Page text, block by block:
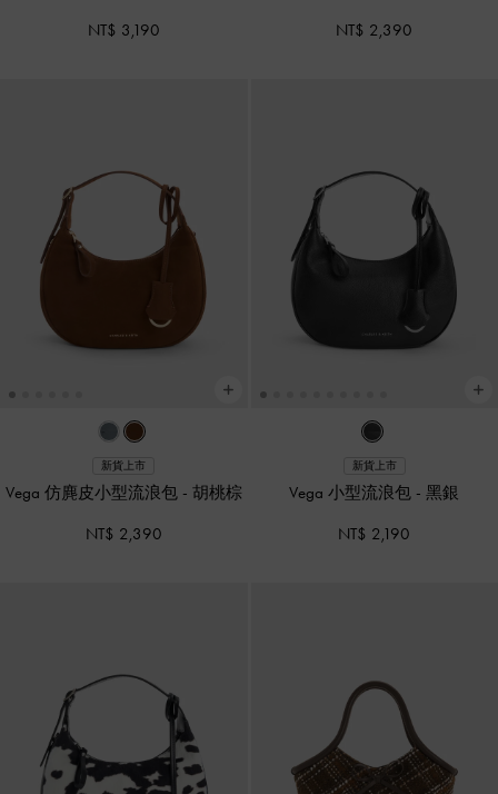
NT$ 3,190 NT$ 2,390
新貨上市
Vega 仿麂皮小型流浪包 - 胡桃棕
NT$ 2,390
新貨上市
Vega 小型流浪包 -黑銀
NT$ 2,190